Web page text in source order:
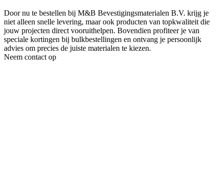
Door nu te bestellen bij M&B Bevestigingsmaterialen B.V. krijg je
niet alleen snelle levering, maar ook producten van topkwaliteit die
jouw projecten direct vooruithelpen. Bovendien profiteer je van
speciale kortingen bij bulkbestellingen en ontvang je persoonlijk
advies om precies de juiste materialen te kiezen.
Neem contact op